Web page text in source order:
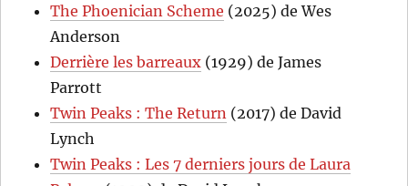
The Phoenician Scheme (2025) de Wes
Anderson
Derrière les barreaux (1929) de James
Parrott
Twin Peaks : The Return (2017) de David
Lynch
Twin Peaks : Les 7 derniers jours de Laura